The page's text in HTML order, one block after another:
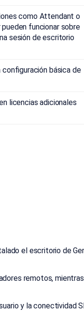
como Attendant o
funcionar sobre
sesión de escritorio
configuración básica de
licencias adicionales
el escritorio de
remotos,
y la conectividad